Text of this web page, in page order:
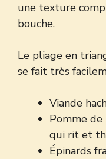
une texture
bouche.
Le pliage en
se fait très
Viande
Pomme
qui rit et
Épinards